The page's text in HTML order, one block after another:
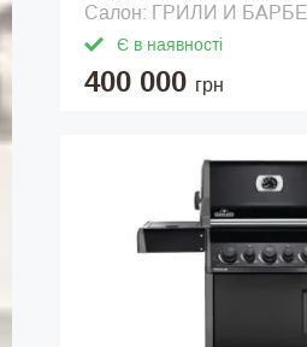
Салон: ГРИЛИ И
Є в наявності
400 000 грн